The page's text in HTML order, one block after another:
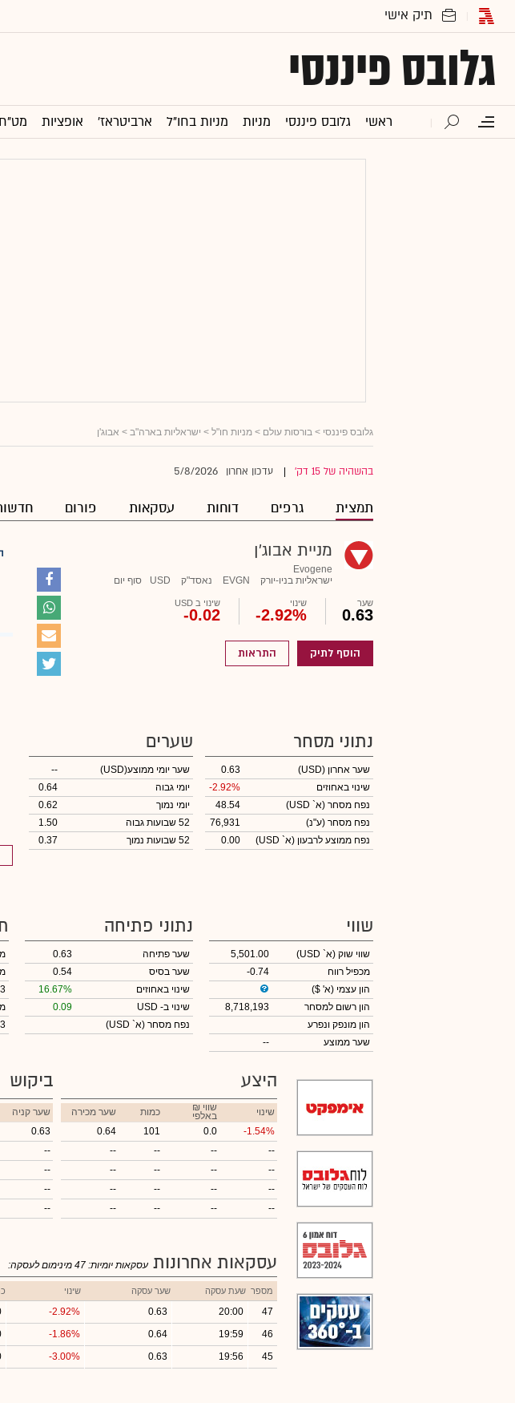
גלובס פיננסי
ראשי גלובס פיננסי מניות מניות בחו"ל ארביטראז' אופציות מט"ח
גלובס פיננסי > בורסות עולם > מניות חו"ל > ישראליות בארה"ב > אבוג'ן
בהשהיה של 15 דק' עדכון אחרון 5/8/2026
תמצית גרפים דוחות עסקאות פורום
מניית אבוג'ן
Evogene
ישראליות בניו-יורק
EVGN נאסד"ק USD סוף יום
שער
0.63
שינוי
-2.92%
שינוי ב USD
-0.02
הוסף לתיק התראות
נתוני מסחר
שער אחרון (USD)
0.63
שינוי באחוזים
-2.92%
נפח מסחר (א` USD)
48.54
נפח מסחר (ע"נ)
76,931
נפח ממוצע לרבעון (א` USD)
0.00
שערים
שער יומי ממוצע(USD)
--
יומי גבוה
0.64
יומי נמוך
0.62
52 שבועות גבוה
1.50
52 שבועות נמוך
0.37
שווי
שווי שוק (א` USD)
5,501.00
מכפיל רווח
-0.74
הון עצמי (א' $)
הון רשום למסחר
8,718,193
הון מונפק ונפרע
שער ממוצע
--
נתוני פתיחה
שער פתיחה
0.63
שער בסיס
0.54
שינוי באחוזים
16.67%
שינוי ב- USD
0.09
נפח מסחר (א` USD)
3 חודשים
3 שנים
היצע
שינוי ₪ שווי
באלפי כמות
שער מכירה
-1.54%
0.0
101
0.64
--
--
--
--
--
--
--
--
--
--
--
--
--
--
--
--
ביקוש
שער קניה
0.63
--
--
--
--
עסקאות אחרונות עסקאות יומיות: 47 מינימום לעסקה:
מספר שעת עסקה שער עסקה שינוי
47
20:00
0.63
-2.92%
46
19:59
0.64
-1.86%
45
19:56
0.63
-3.00%